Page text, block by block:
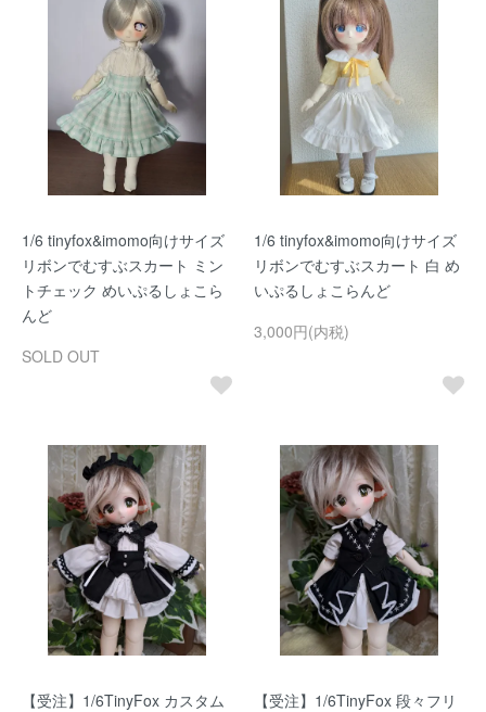
1/6 tinyfox&imomo向けサイズ
リボンでむすぶスカート ミン
トチェック めいぷるしょこら
んど
SOLD OUT
1/6 tinyfox&imomo向けサイズ
リボンでむすぶスカート 白 め
いぷるしょこらんど
3,000円(内税)
【受注】1/6TinyFox カスタム
【受注】1/6TinyFox 段々フリ